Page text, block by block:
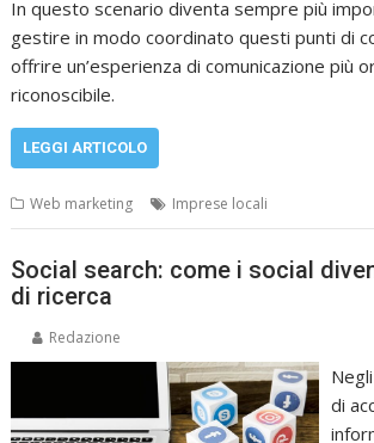
In questo scenario diventa sempre più
gestire in modo coordinato questi punti di
offrire un’esperienza di comunicazione più
riconoscibile.
LEGGI ARTICOLO
Web marketing Imprese locali
Social search: come i social
di ricerca
Redazione
di